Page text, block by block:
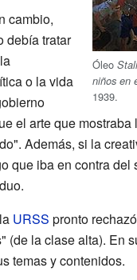
Óleo
niños en
1939.
cambio,
debía tratar
o la vida
el arte que
Además, si la
que iba en contra
URSS pronto
(de la clase alta). En
temas y contenidos.